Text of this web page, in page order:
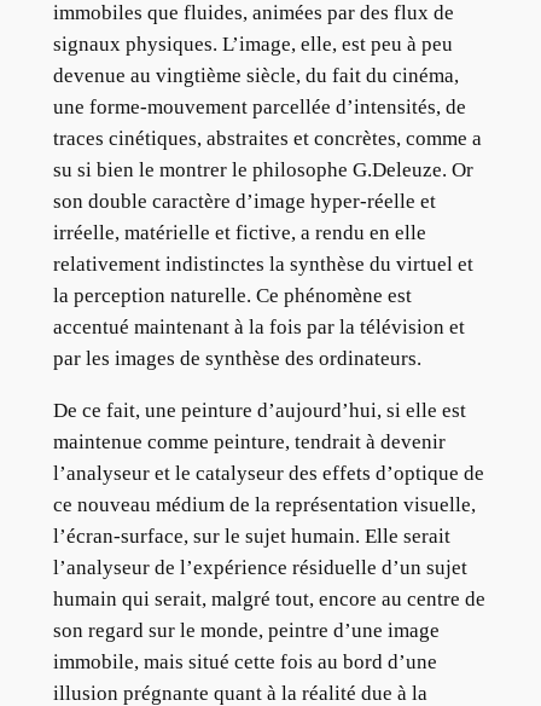
immobiles que fluides, animées par des flux de
signaux physiques. L’image, elle, est peu à peu
devenue au vingtième siècle, du fait du cinéma,
une forme-mouvement parcellée d’intensités, de
traces cinétiques, abstraites et concrètes, comme a
su si bien le montrer le philosophe G.Deleuze. Or
son double caractère d’image hyper-réelle et
irréelle, matérielle et fictive, a rendu en elle
relativement indistinctes la synthèse du virtuel et
la perception naturelle. Ce phénomène est
accentué maintenant à la fois par la télévision et
par les images de synthèse des ordinateurs.
De ce fait, une peinture d’aujourd’hui, si elle est
maintenue comme peinture, tendrait à devenir
l’analyseur et le catalyseur des effets d’optique de
ce nouveau médium de la représentation visuelle,
l’écran-surface, sur le sujet humain. Elle serait
l’analyseur de l’expérience résiduelle d’un sujet
humain qui serait, malgré tout, encore au centre de
son regard sur le monde, peintre d’une image
immobile, mais situé cette fois au bord d’une
illusion prégnante quant à la réalité due à la